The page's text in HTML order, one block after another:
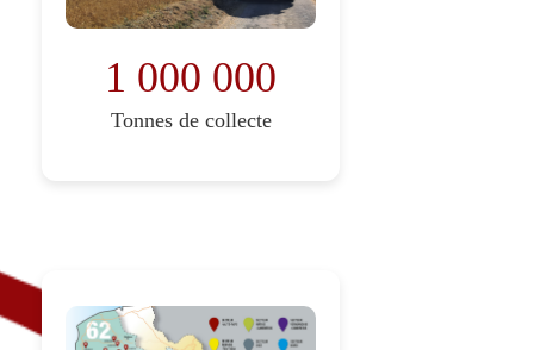
1 000 000
Tonnes de collecte